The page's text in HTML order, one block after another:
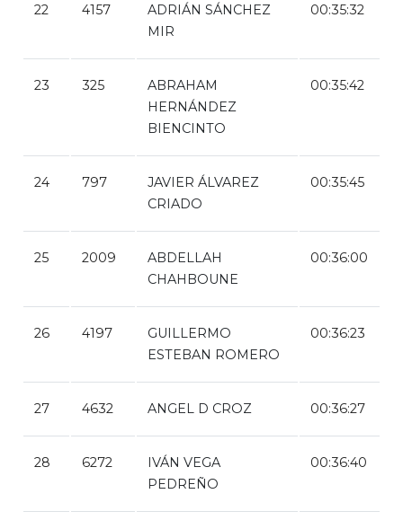
22 4157
ADRIÁN SÁNCHEZ
MIR
00:35:32
23 325
ABRAHAM
HERNÁNDEZ
BIENCINTO
00:35:42
24 797
JAVIER ÁLVAREZ
CRIADO
00:35:45
25 2009
ABDELLAH
CHAHBOUNE
00:36:00
26 4197
GUILLERMO
ESTEBAN ROMERO
00:36:23
27 4632 ANGEL D CROZ 00:36:27
28 6272
IVÁN VEGA
PEDREÑO
00:36:40